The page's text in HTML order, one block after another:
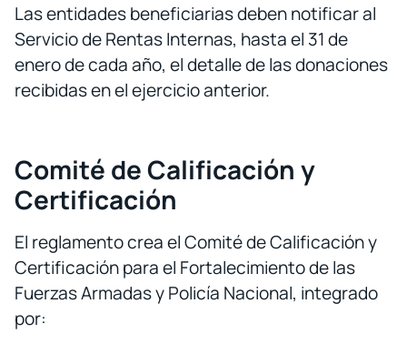
Las entidades beneficiarias deben notificar al
Servicio de Rentas Internas, hasta el 31 de
enero de cada año, el detalle de las donaciones
recibidas en el ejercicio anterior.
Comité de Calificación y
Certificación
El reglamento crea el Comité de Calificación y
Certificación para el Fortalecimiento de las
Fuerzas Armadas y Policía Nacional, integrado
por: